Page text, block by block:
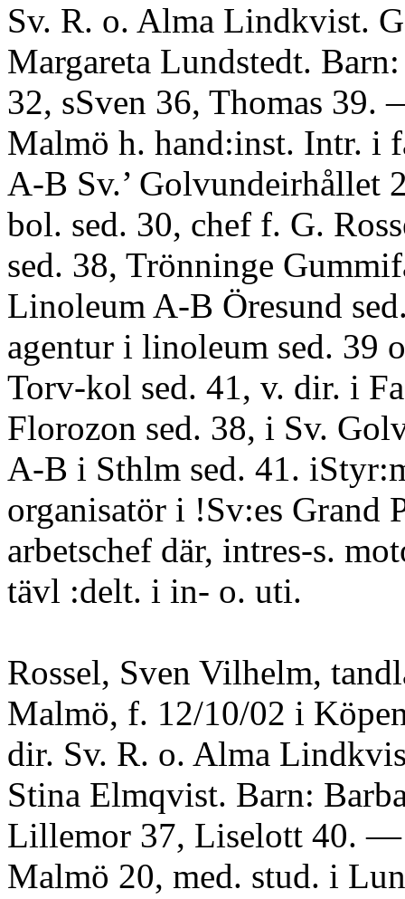
Sv. R. o. Alma Lindkvist.
Margareta Lundstedt.
32, sSven 36, Thomas 39.
Malmö h. hand:inst. Intr. i
A-B Sv.’ Golvundeirhållet
bol. sed. 30, chef f. G.
sed. 38, Trönninge
Linoleum A-B Öresund
agentur i linoleum sed. 39
Torv-kol sed. 41, v. dir. i
Florozon sed. 38, i Sv.
A-B i Sthlm sed. 41.
organisatör i !Sv:es Grand
arbetschef där, intres-s.
tävl :delt. i in- o. uti.
Rossel, Sven Vilhelm,
Malmö, f. 12/10/02 i
dir. Sv. R. o. Alma
Stina Elmqvist. Barn:
Lillemor 37, Liselott 40. —
Malmö 20, med. stud. i